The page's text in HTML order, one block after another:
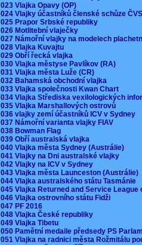
023 Vlajka Opavy (OP)
024 Vlajky účastníků členské schůze
025 Prapor Srbské republiky
026 Motlitební vlaječky
027 Námořní vlajky na modelech
028 Vlajka Kuvajtu
029 Obří řecká vlajka
030 Vlajka městyse Pavlíkov (RA)
031 Vlajka města Luže (CR)
032 Bahamská obchodní vlajka
033 Vlajka společnosti Kwan Chart
034 Vlajka Střediska vexilologických
035 Vlajka Marshallových ostrovů
036 vlajky zemí účastníků ICV v Sydney
037 Námořní varianta vlajky FIAV
038 Bowman Flag
039 Obří australská vlajka
040 Vlajka města Sydney (Austrálie)
041 Vlajky na Dni australské vlajky
042 Vlajky na ICV v Sydney
043 Vlajka města Launceston (Austrálie)
044 Vlajka australského státu Tasmánie
045 Vlajka Returned and Service
046 Vlajka ostrovního státu Fidži
047 PF 2016
048 Vlajka České republiky
049 Vlajka Tibetu
050 Pamětní medaile předsedy PS
051 Vlajka na radnici města Rožmitálu